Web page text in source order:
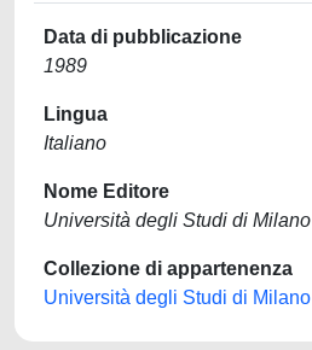
Data di pubblicazione
1989
Lingua
Italiano
Nome Editore
Università degli Studi di Milano
Collezione di appartenenza
Università degli Studi di Milano